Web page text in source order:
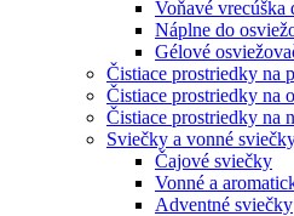
Voňavé vrecúška
Náplne do
Gélové
Čistiace prostriedky na
Čistiace prostriedky na
Čistiace prostriedky na
Sviečky a vonné
Čajové sviečky
Vonné a
Adventné sviečky